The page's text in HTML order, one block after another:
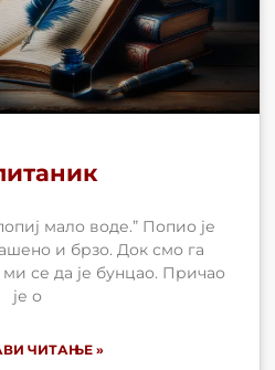
мало воде.” Попио је
и брзо. Док смо га
се да је бунцао. Причао
је о
ЧИТАЊЕ »